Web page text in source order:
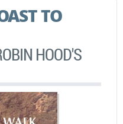
TO
HOOD'S